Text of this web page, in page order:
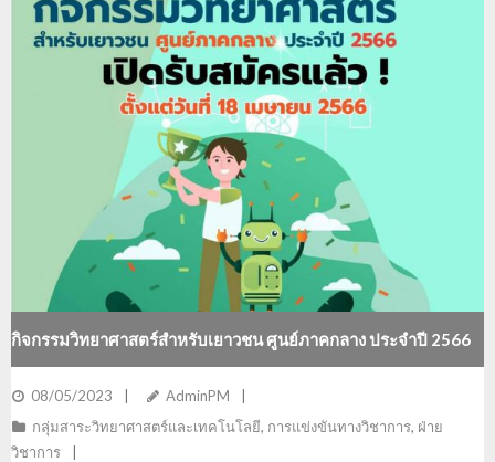
กิจกรรมวิทยาศาสตร์สำหรับเยาวชน ศูนย์ภาคกลาง ประจำปี 2566
08/05/2023
AdminPM
กลุ่มสาระวิทยาศาสตร์และเทคโนโลยี, การแข่งขันทางวิชาการ, ฝ่าย
วิชาการ